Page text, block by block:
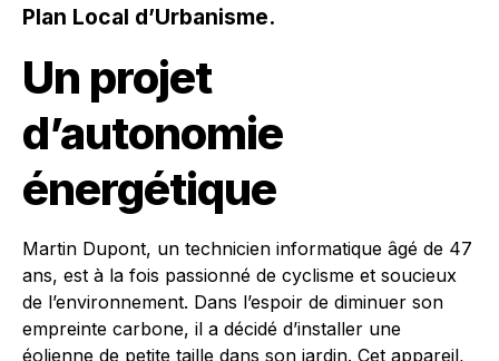
Plan Local d’Urbanisme.
Un projet
d’autonomie
énergétique
Martin Dupont, un technicien informatique âgé de 47
ans, est à la fois passionné de cyclisme et soucieux
de l’environnement. Dans l’espoir de diminuer son
empreinte carbone, il a décidé d’installer une
éolienne de petite taille dans son jardin. Cet appareil,